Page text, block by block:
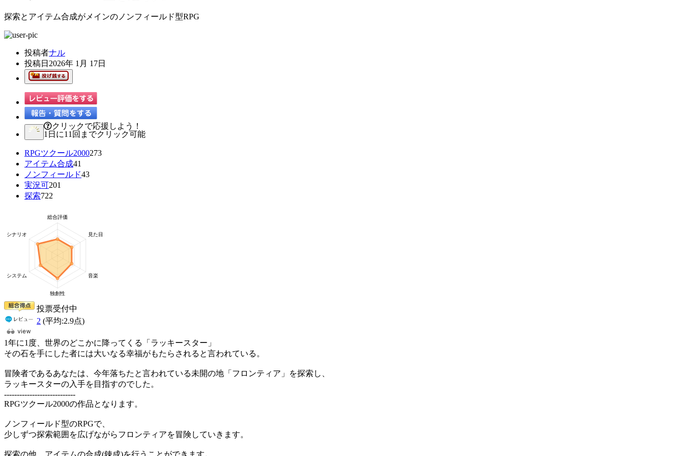
探索とアイテム合成がメインのノンフィールド型RPG
投稿者ナル
投稿日 2026年 1月 17日
クリックで応援しよう！
1日に11回までクリック可能
RPGツクール2000273
アイテム合成41
ノンフィールド43
実況可201
探索722
投票受付中
2 (平均:2.9点)
1年に1度、世界のどこかに降ってくる「ラッキースター」
その石を手にした者には大いなる幸福がもたらされると言われている。
冒険者であるあなたは、今年落ちたと言われている未開の地「フロンティア」を探索し、
ラッキースターの入手を目指すのでした。
----------------------------
RPGツクール2000の作品となります。
ノンフィールド型のRPGで、
少しずつ探索範囲を広げながらフロンティアを冒険していきます。
探索の他、アイテムの合成(錬成)を行うことができます。